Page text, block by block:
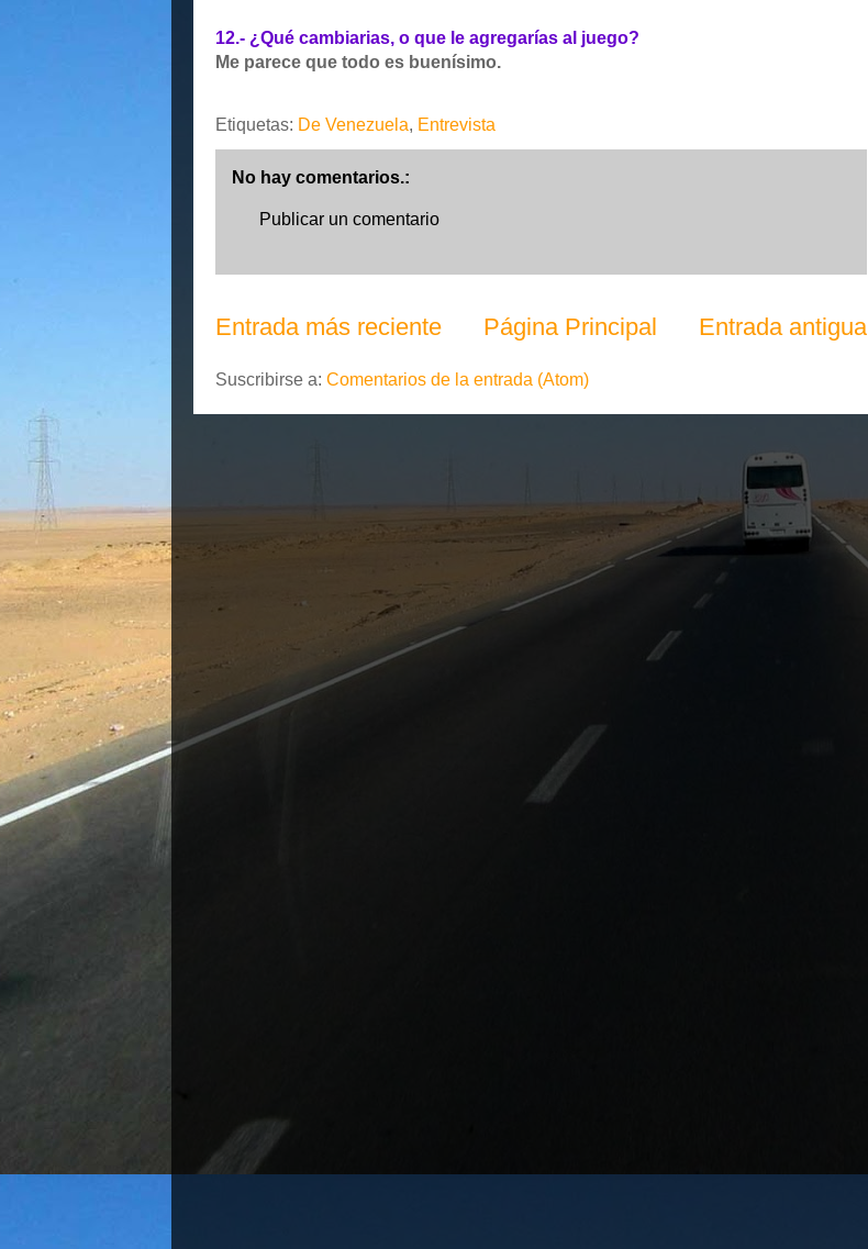
12.- ¿Qué cambiarias, o que le agregarías al juego?
Me parece que todo es buenísimo.
Etiquetas: De Venezuela, Entrevista
No hay comentarios.:
Publicar un comentario
Entrada más reciente Entrada antigua
Página Principal
Suscribirse a: Comentarios de la entrada (Atom)